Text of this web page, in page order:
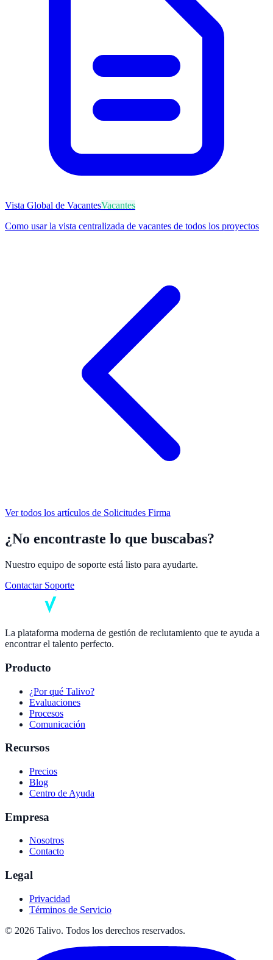
Vista Global de VacantesVacantes
Como usar la vista centralizada de vacantes de todos los proyectos
Ver todos los artículos de Solicitudes Firma
¿No encontraste lo que buscabas?
Nuestro equipo de soporte está listo para ayudarte.
Contactar Soporte
La plataforma moderna de gestión de reclutamiento que te ayuda a
encontrar el talento perfecto.
Producto
¿Por qué Talivo?
Evaluaciones
Procesos
Comunicación
Recursos
Precios
Blog
Centro de Ayuda
Empresa
Nosotros
Contacto
Legal
Privacidad
Términos de Servicio
© 2026 Talivo. Todos los derechos reservados.